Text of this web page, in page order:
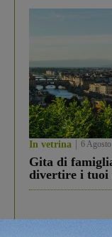
In vetrina 6
Gita di
divertire i